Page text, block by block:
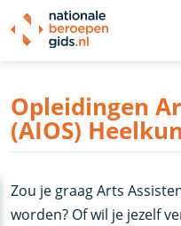
Opleidingen
(AIOS)
Zou je graag Arts
worden? Of wil je jezelf